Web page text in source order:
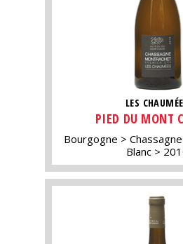
LES
PIED DU MONT
Bourgogne
Blanc